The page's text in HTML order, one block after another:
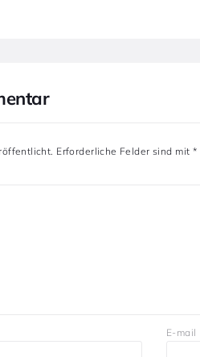
Erforderliche Felder sind mit *
E-mail